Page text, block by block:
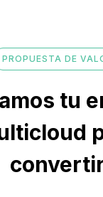
PROPUESTA DE
tu